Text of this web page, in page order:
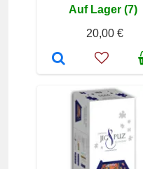
Auf Lager (7)
20,00 €